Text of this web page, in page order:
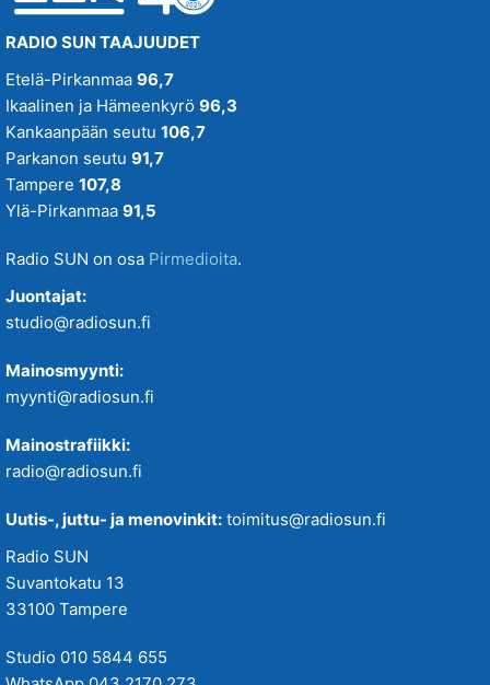
RADIO SUN TAAJUUDET
Etelä-Pirkanmaa 96,7
Ikaalinen ja Hämeenkyrö 96,3
Kankaanpään seutu 106,7
Parkanon seutu 91,7
Tampere 107,8
Ylä-Pirkanmaa 91,5
Radio SUN on osa Pirmedioita.
Juontajat:
studio@radiosun.fi
Mainosmyynti:
myynti@radiosun.fi
Mainostrafiikki:
radio@radiosun.fi
Uutis-, juttu- ja menovinkit: toimitus@radiosun.fi
Radio SUN
Suvantokatu 13
33100 Tampere
Studio 010 5844 655